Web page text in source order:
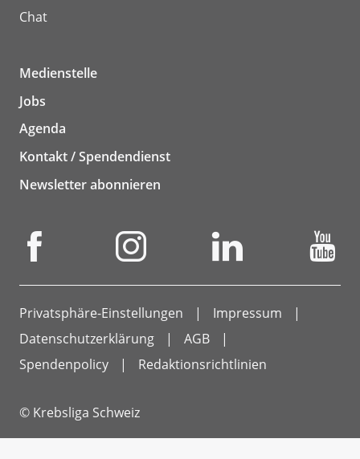
Chat
Medienstelle
Jobs
Agenda
Kontakt / Spendendienst
Newsletter abonnieren
Privatsphäre-Einstellungen
Impressum
Datenschutzerklärung
AGB
Spendenpolicy
Redaktionsrichtlinien
© Krebsliga Schweiz